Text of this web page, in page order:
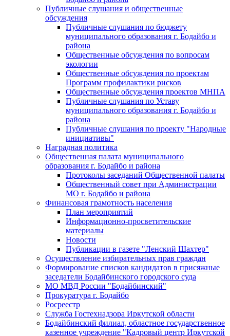
Публичные слушания и общественные
обсуждения
Публичные слушания по бюджету
муниципального образования г. Бодайбо и
района
Общественные обсуждения по вопросам
экологии
Общественные обсуждения по проектам
Программ профилактики рисков
Общественные обсуждения проектов МНПА
Публичные слушания по Уставу
муниципального образования г. Бодайбо и
района
Публичные слушания по проекту "Народные
инициативы"
Наградная политика
Общественная палата муниципального
образования г. Бодайбо и района
Протоколы заседаний Общественной палаты
Общественный совет при Администрации
МО г. Бодайбо и района
Финансовая грамотность населения
План мероприятий
Информационно-просветительские
материалы
Новости
Публикации в газете "Ленский Шахтер"
Осуществление избирательных прав граждан
Формирование списков кандидатов в присяжные
заседатели Бодайбинского городского суда
МО МВД России "Бодайбинский"
Прокуратура г. Бодайбо
Росреестр
Служба Гостехнадзора Иркутской области
Бодайбинский филиал, областное государственное
казенное учреждение "Кадровый центр Иркутской